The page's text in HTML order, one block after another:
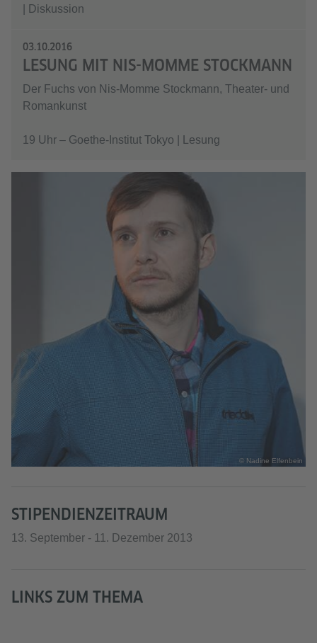
| Diskussion
03.10.2016
LESUNG MIT NIS-MOMME STOCKMANN
Der Fuchs von Nis-Momme Stockmann, Theater- und
Romankunst
19 Uhr – Goethe-Institut Tokyo | Lesung
© Nadine Elfenbein
STIPENDIENZEITRAUM
13. September - 11. Dezember 2013
LINKS ZUM THEMA